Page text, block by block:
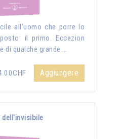
all’uomo che porre lo
il primo. Eccezion
di qualche grande …
Aggiungere
dell'invisibile